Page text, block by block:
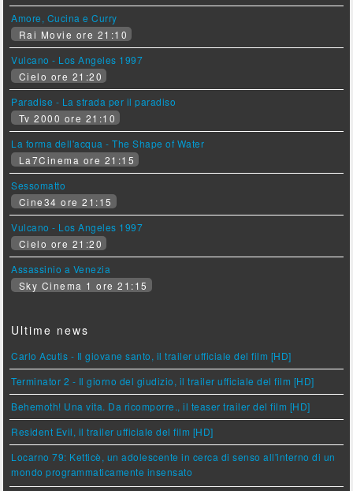
Amore, Cucina e Curry
Rai Movie ore 21:10
Vulcano - Los Angeles 1997
Cielo ore 21:20
Paradise - La strada per il paradiso
Tv 2000 ore 21:10
La forma dell'acqua - The Shape of Water
La7Cinema ore 21:15
Sessomatto
Cine34 ore 21:15
Vulcano - Los Angeles 1997
Cielo ore 21:20
Assassinio a Venezia
Sky Cinema 1 ore 21:15
Ultime news
Carlo Acutis - Il giovane santo, il trailer ufficiale del film [HD]
Terminator 2 - Il giorno del giudizio, il trailer ufficiale del film [HD]
Behemoth! Una vita. Da ricomporre., il teaser trailer del film [HD]
Resident Evil, il trailer ufficiale del film [HD]
Locarno 79: Ketticè, un adolescente in cerca di senso all'interno di un
mondo programmaticamente insensato